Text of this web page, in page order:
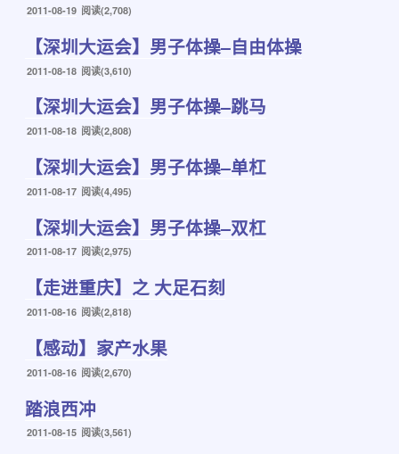
发
2011-08-19 阅读(2,708)
【深圳大运会】男子体操–自由体操
发
2011-08-18 阅读(3,610)
【深圳大运会】男子体操–跳马
发
2011-08-18 阅读(2,808)
【深圳大运会】男子体操–单杠
发
2011-08-17 阅读(4,495)
【深圳大运会】男子体操–双杠
发
2011-08-17 阅读(2,975)
【走进重庆】之 大足石刻
发
2011-08-16 阅读(2,818)
【感动】家产水果
发
于
2011-08-16 阅读(2,670)
踏浪西冲
发
2011-08-15 阅读(3,561)